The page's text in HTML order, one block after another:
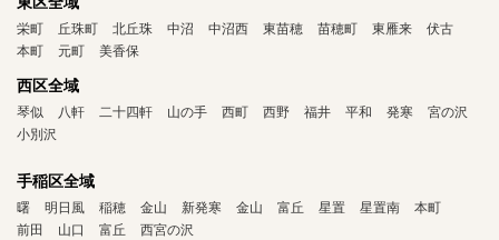
栄町 丘珠町 北丘珠 中沼 中沼西 東苗穂 苗穂町 東雁来
伏古
本町
元町 美香保
西区全域
琴似 八軒 二十四軒 山の手 西町 西野 福井 平和 発寒
宮の沢
小別沢
手稲区全域
曙 明日風 稲穂 金山 新発寒 金山 富丘 星置 星置南
本町
前田
山口 富丘 西宮の沢